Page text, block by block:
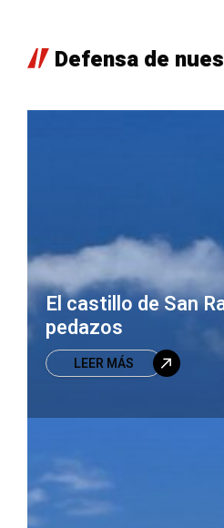
Defensa de
El castillo de San
pedazos
LEER MÁS